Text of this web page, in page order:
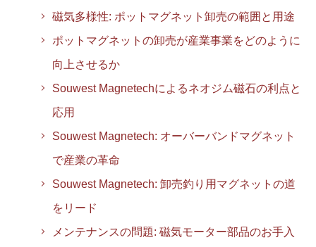
磁気多様性: ポットマグネット卸売の範囲と用途
ポットマグネットの卸売が産業事業をどのように
向上させるか
Souwest Magnetechによるネオジム磁石の利点と
応用
Souwest Magnetech: オーバーバンドマグネット
で産業の革命
Souwest Magnetech: 卸売釣り用マグネットの道
をリード
メンテナンスの問題: 磁気モーター部品のお手入